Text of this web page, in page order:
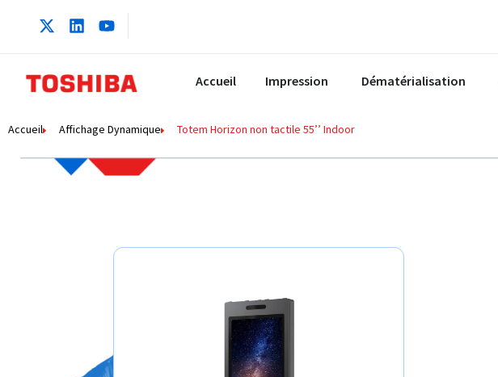
principal
Accueil Impression Dématérialisation
Accueil Affichage Dynamique Totem Horizon non tactile 55’’ Indoor